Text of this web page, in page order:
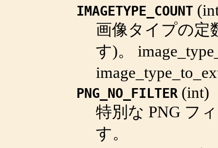
IMAGETYPE_COUNT (
画像タイプの定
す)。
PNG_NO_FILTER (int)
特別な PNG フ
す。